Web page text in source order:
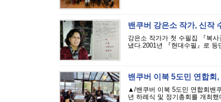
밴쿠버 강은소 작가, 신작
강은소 작가가 첫 수필집 『복
냈다.2001년 『현대수필』로
밴쿠버 이북 5도민 연합
▲/밴쿠버 이북 5도민 연합회밴
년 하례식 및 정기총회를 개최